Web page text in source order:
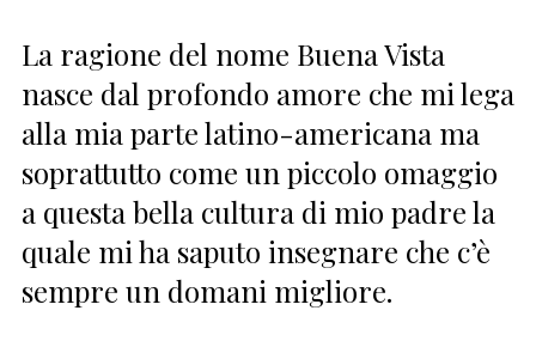
La ragione del nome Buena Vista
nasce dal profondo amore che mi lega
alla mia parte latino-americana ma
soprattutto come un piccolo omaggio
a questa bella cultura di mio padre la
quale mi ha saputo insegnare che c’è
sempre un domani migliore.